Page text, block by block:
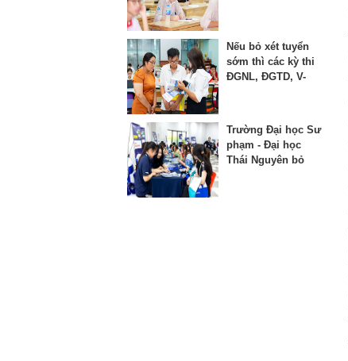
Nếu bỏ xét tuyển
sớm thì các kỳ thi
ĐGNL, ĐGTD, V-
Trường Đại học Sư
phạm - Đại học
Thái Nguyên bỏ